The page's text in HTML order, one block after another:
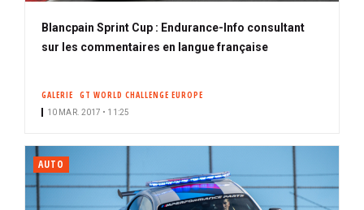
Blancpain Sprint Cup : Endurance-Info consultant
sur les commentaires en langue française
GALERIE GT WORLD CHALLENGE EUROPE
10 MAR. 2017 • 11:25
AUTO